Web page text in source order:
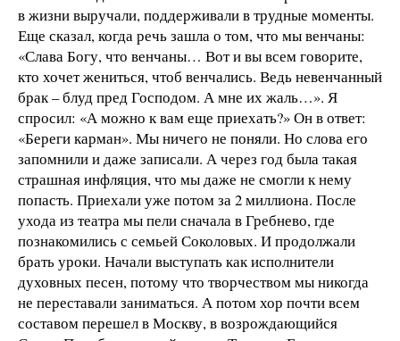
в жизни выручали, поддерживали в трудные моменты.
Еще сказал, когда речь зашла о том, что мы венчаны:
«Слава Богу, что венчаны… Вот и вы всем говорите,
кто хочет жениться, чтоб венчались. Ведь невенчанный
брак – блуд пред Господом. А мне их жаль…». Я
спросил: «А можно к вам еще приехать?» Он в ответ:
«Береги карман». Мы ничего не поняли. Но слова его
запомнили и даже записали. А через год была такая
страшная инфляция, что мы даже не смогли к нему
попасть. Приехали уже потом за 2 миллиона. После
ухода из театра мы пели сначала в Гребнево, где
познакомились с семьей Соколовых. И продолжали
брать уроки. Начали выступать как исполнители
духовных песен, потому что творчеством мы никогда
не переставали заниматься. А потом хор почти всем
составом перешел в Москву, в возрождающийся